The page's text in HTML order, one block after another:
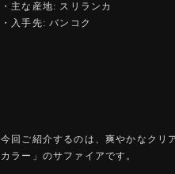
・主な産地: スリランカ
・入手先: バンコク
今回ご紹介するのは、爽やかなクリ
カラー」のサファイアです。